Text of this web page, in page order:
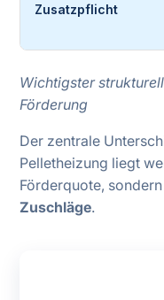
Zusatzpflicht
Wichtigster
Förderung
Der zentrale
Pelletheizung liegt
Förderquote,
Zuschläge.